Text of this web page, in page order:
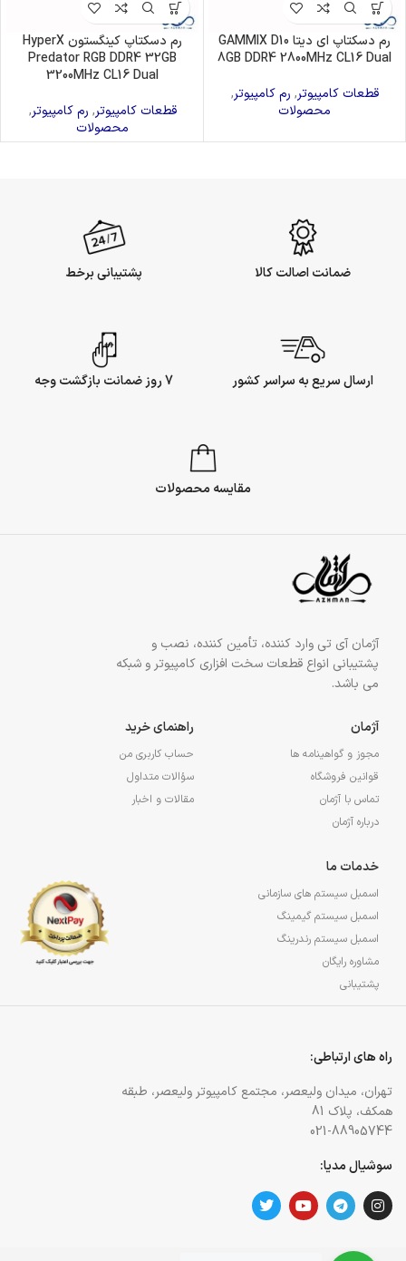
رم دسکتاپ ای دیتا GAMMIX D10
8GB DDR4 2800MHz CL16 Dual
قطعات کامپیوتر, رم کامپیوتر,
محصولات
رم دسکتاپ کینگستون HyperX
Predator RGB DDR4 32GB
3200MHz CL16 Dual
قطعات کامپیوتر, رم کامپیوتر,
محصولات
ضمانت اصالت کالا پشتیبانی برخط
ارسال سریع به سراسر کشور 7 روز ضمانت بازگشت وجه
مقایسه محصولات
آژمان آی تی وارد کننده، تأمین کننده، نصب و
پشتیبانی انواع قطعات سخت افزاری کامپیوتر و شبکه
می باشد.
آژمان
مجوز و گواهینامه ها
قوانین فروشگاه
تماس با آژمان
درباره آژمان
راهنمای خرید
حساب کاربری من
سؤالات متداول
مقالات و اخبار
خدمات ما
اسمبل سیستم های سازمانی
اسمبل سیستم گیمینگ
اسمبل سیستم رندرینگ
مشاوره رایگان
پشتیبانی
راه های ارتباطی:
تهران، میدان ولیعصر، مجتمع کامپیوتر ولیعصر، طبقه
همکف، پلاک 81
021-88905744
سوشیال مدیا: